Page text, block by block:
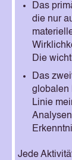
Das
die nur
Die
Das
globalen
Linie
Jede